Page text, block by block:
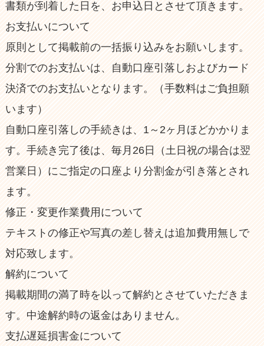
書類が到着した日を、お申込日とさせて頂きます。
お支払いについて
原則として掲載前の一括振り込みをお願いします。
分割でのお支払いは、自動口座引落しおよびカード
決済でのお支払いとなります。（手数料はご負担願
います）
自動口座引落しの手続きは、1～2ヶ月ほどかかりま
す。手続き完了後は、毎月26日（土日祝の場合は翌
営業日）にご指定の口座より分割金が引き落とされ
ます。
修正・変更作業費用について
テキストの修正や写真の差し替えは追加費用無しで
対応致します。
解約について
掲載期間の満了時を以って解約とさせていただきま
す。中途解約時の返金はありません。
支払遅延損害金について